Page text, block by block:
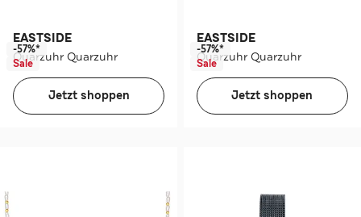
EASTSIDE
Quarzuhr Quarzuhr
-57%*
Sale
Jetzt shoppen
EASTSIDE
Quarzuhr Quarzuhr
-57%*
Sale
Jetzt shoppen